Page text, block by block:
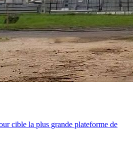
cible la plus grande plateforme de